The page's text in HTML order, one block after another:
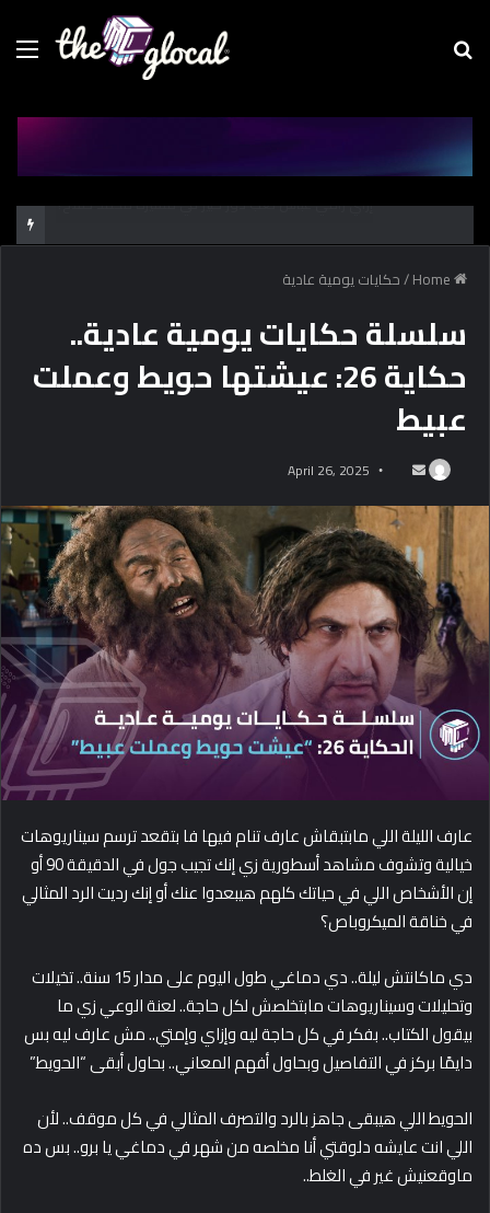
Menu
/حكايات يومية عادية
سلسلة حكايات يومية عادية..
حكاية 26: عيشتها حويط وعملت
عبيط
d
a
n
e
m
i
l
April 26, 2025
عارف الليلة اللي مابتبقاش عارف تنام فيها فا بتقعد ترسم سيناريوهات
خيالية وتشوف مشاهد أسطورية زي إنك تجيب جول في الدقيقة 90 أو
إن الأشخاص اللي في حياتك كلهم هيبعدوا عنك أو إنك رديت الرد المثالي
في خناقة الميكروباص؟
دي ماكانتش ليلة.. دي دماغي طول اليوم على مدار 15 سنة.. تخيلات
وتحليلات وسيناريوهات مابتخلصش لكل حاجة.. لعنة الوعي زي ما
بيقول الكتاب.. بفكر في كل حاجة ليه وإزاي وإمتي.. مش عارف ليه بس
دايمًا بركز في التفاصيل وبحاول أفهم المعاني.. بحاول أبقى “الحويط”
الحويط اللي هيبقى جاهز بالرد والتصرف المثالي في كل موقف.. لأن
اللي انت عايشه دلوقتي أنا مخلصه من شهر في دماغي يا برو.. بس ده
ماوقعنيش غير في الغلط..